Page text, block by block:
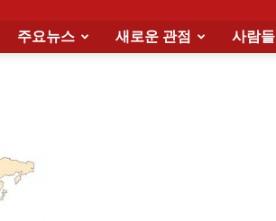
주요뉴스 새로운 관점 사람들